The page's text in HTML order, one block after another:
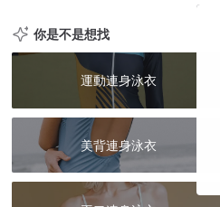
你是不是想找
運動連身泳衣
美背連身泳衣